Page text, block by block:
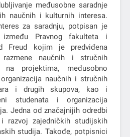
međusobne saradnje
naučnih i kulturnih interesa.
za saradnju, potpisan je
Pravnog fakulteta i
Freud kojim je predviđena
naučnih i stručnih
na projektima, međusobno
naučnih i stručnih
i drugih skupova, kao i
studenata i organizacija
Jedna od značajnijih odredbi
razvoj zajedničkih studijskih
studija. Takođe, potpisnici